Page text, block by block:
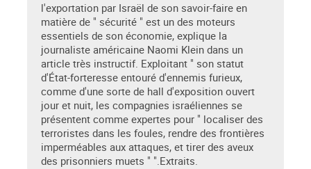
l'exportation par Israël de son savoir-faire en
matière de " sécurité " est un des moteurs
essentiels de son économie, explique la
journaliste américaine Naomi Klein dans un
article très instructif. Exploitant " son statut
d'État-forteresse entouré d'ennemis furieux,
comme d'une sorte de hall d'exposition ouvert
jour et nuit, les compagnies israéliennes se
présentent comme expertes pour " localiser des
terroristes dans les foules, rendre des frontières
imperméables aux attaques, et tirer des aveux
des prisonniers muets " ".Extraits.